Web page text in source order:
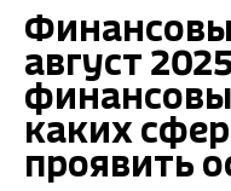
август
каких
проявить